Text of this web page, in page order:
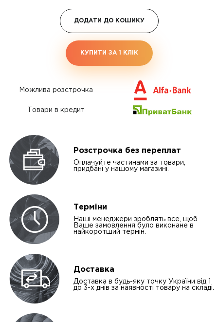
ДОДАТИ ДО КОШИКУ
КУПИТИ ЗА 1 КЛIК
Можлива розстрочка
Товари в кредит
Розстрочка без переплат
Оплачуйте частинами за товари,
придбані у нашому магазині.
Терміни
Наші менеджери зроблять все, щоб
Ваше замовлення було виконане в
найкоротший термін.
Доставка
Доставка в будь-яку точку України від 1
до 3-х днів за наявності товару на складі.